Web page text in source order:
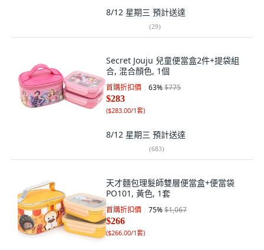
8/12 星期三 預計送達
(29)
Secret Jouju 兒童便當盒2件+提袋組
合, 混合顏色, 1個
首購折扣價 63%$775
$283
($283.00/1套)
8/12 星期三 預計送達
(683)
天才麵包理髮師雙層便當盒+便當袋
PO101, 黃色, 1套
首購折扣價 75%$1,067
$266
($266.00/1套)